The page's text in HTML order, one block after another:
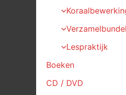
Lespraktijk
Boeken
CD / DVD